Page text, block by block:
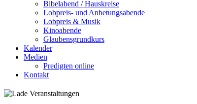
Bibelabend / Hauskreise
Lobpreis- und Anbetungsabende
Lobpreis & Musik
Kinoabende
Glaubensgrundkurs
Kalender
Medien
Predigten online
Kontakt